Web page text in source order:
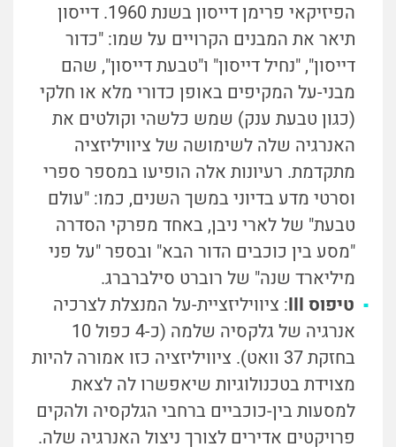
הפיזיקאי פרימן דייסון בשנת 1960. דייסון
תיאר את המבנים הקרויים על שמו: "כדור
דייסון", "נחיל דייסון" ו"טבעת דייסון", שהם
מבני-על המקיפים באופן כדורי מלא או חלקי
(כגון טבעת ענק) שמש כלשהי וקולטים את
האנרגיה שלה לשימושה של ציוויליזציה
מתקדמת. רעיונות אלה הופיעו במספר ספרי
וסרטי מדע בדיוני במשך השנים, כמו: "עולם
טבעת" של לארי ניבן, באחד מפרקי הסדרה
"מסע בין כוכבים הדור הבא" ובספר "על פני
מיליארד שנה" של רוברט סילברברג.
טיפוס III
: ציוויליזציית-על המנצלת לצרכיה
אנרגיה של גלקסיה שלמה (כ-4 כפול 10
בחזקת 37 וואט). ציוויליזציה כזו אמורה להיות
מצוידת בטכנולוגיות שיאפשרו לה לצאת
למסעות בין-כוכביים ברחבי הגלקסיה ולהקים
פרויקטים אדירים לצורך ניצול האנרגיה שלה.